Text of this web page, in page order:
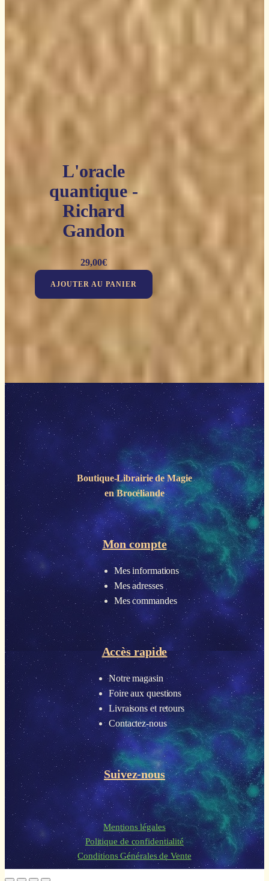
L'oracle
quantique -
Richard
Gandon
29,00€
AJOUTER AU PANIER
Boutique-Librairie deMagie
en Brocéliande
Mon compte
Mes informations
Mes adresses
Mes commandes
Accès rapide
Notre magasin
Foire aux questions
Livraisons et retours
Contactez-nous
Suivez-nous
Mentions légales
Politique de confidentialité
Conditions Générales de Vente